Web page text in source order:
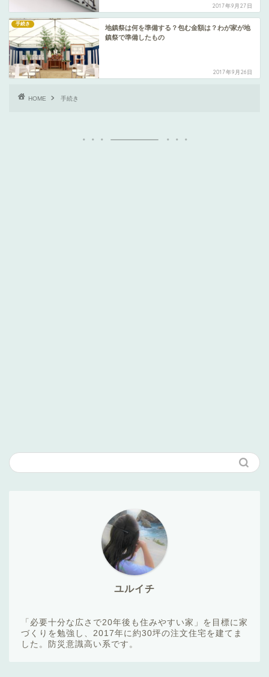
2017年9月27日
手続き
地鎮祭は何を準備する？包む金額は？わが家が地
鎮祭で準備したもの
2017年9月26日
HOME 手続き
ユルイチ
「必要十分な広さで20年後も住みやすい家」を目標に家
づくりを勉強し、2017年に約30坪の注文住宅を建てま
した。防災意識高い系です。